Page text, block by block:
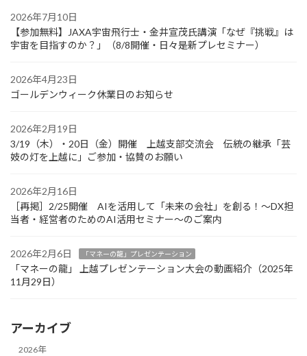
2026年7月10日
【参加無料】JAXA宇宙飛行士・金井宣茂氏講演「なぜ『挑戦』は
宇宙を目指すのか？」（8/8開催・日々是新プレセミナー）
2026年4月23日
ゴールデンウィーク休業日のお知らせ
2026年2月19日
3/19（木）・20日（金）開催 上越支部交流会 伝統の継承「芸
妓の灯を上越に」ご参加・協賛のお願い
2026年2月16日
［再掲］2/25開催 AIを活用して「未来の会社」を創る！～DX担
当者・経営者のためのAI活用セミナー～のご案内
2026年2月6日 「マネーの龍」プレゼンテーション
「マネーの龍」 上越プレゼンテーション大会の動画紹介（2025年
11月29日）
アーカイブ
2026年